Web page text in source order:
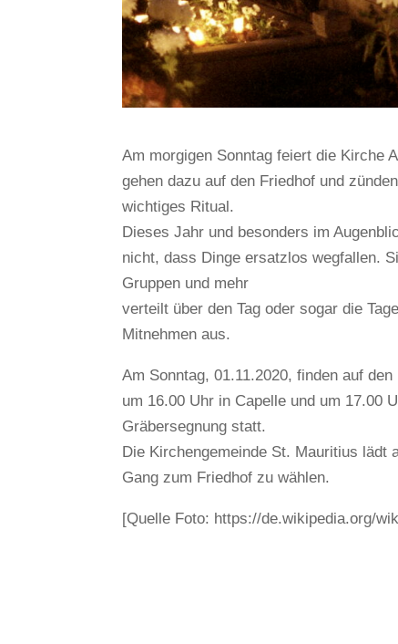
Am morgigen Sonntag feiert die Kirche
gehen dazu auf den Friedhof und
wichtiges Ritual.
Dieses Jahr und besonders im
nicht, dass Dinge ersatzlos wegfallen.
Gruppen und mehr
verteilt über den Tag oder sogar die
Mitnehmen aus.
Am Sonntag, 01.11.2020, finden auf
um 16.00 Uhr in Capelle und um 17.00
Gräbersegnung statt.
Die Kirchengemeinde St. Mauritius lädt
Gang zum Friedhof zu wählen.
[Quelle Foto: https://de.wikipedia.org/